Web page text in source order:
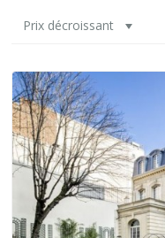
Prix décroissant